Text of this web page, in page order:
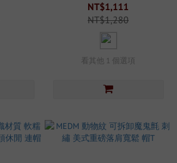
NT$1,111
NT$1,280
看其他 1 個選項